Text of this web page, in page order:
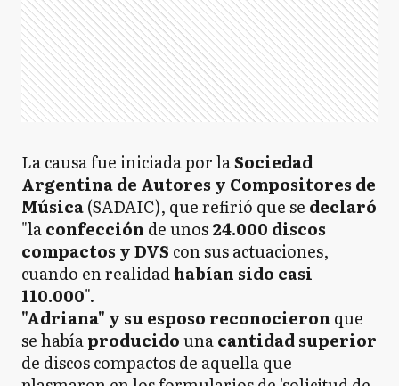
La causa fue iniciada por laSociedad
Argentina de Autores y Compositores de
Música(SADAIC), que refirió que se declaró
"laconfección de unos24.000 discos
compactos y DVS con sus actuaciones,
cuando en realidadhabían sido casi
110.000".
"Adriana" y su esposo reconocieron que
se habíaproducidounacantidad superior
de discos compactos de aquella que